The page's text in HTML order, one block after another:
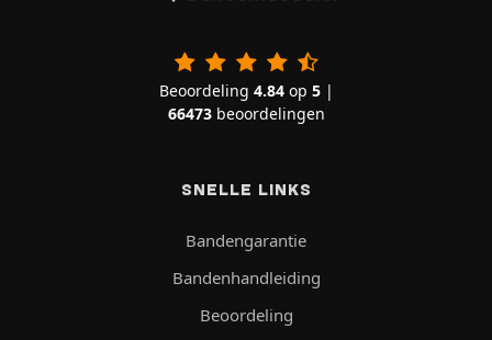
Beoordeling 4.84op 5|
66473beoordelingen
SNELLE LINKS
Bandengarantie
Bandenhandleiding
Beoordeling